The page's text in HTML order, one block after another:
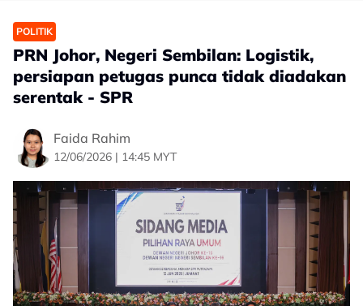
POLITIK
PRN Johor, Negeri Sembilan: Logistik,
persiapan petugas punca tidak diadakan
serentak - SPR
Faida Rahim
12/06/2026 | 14:45 MYT